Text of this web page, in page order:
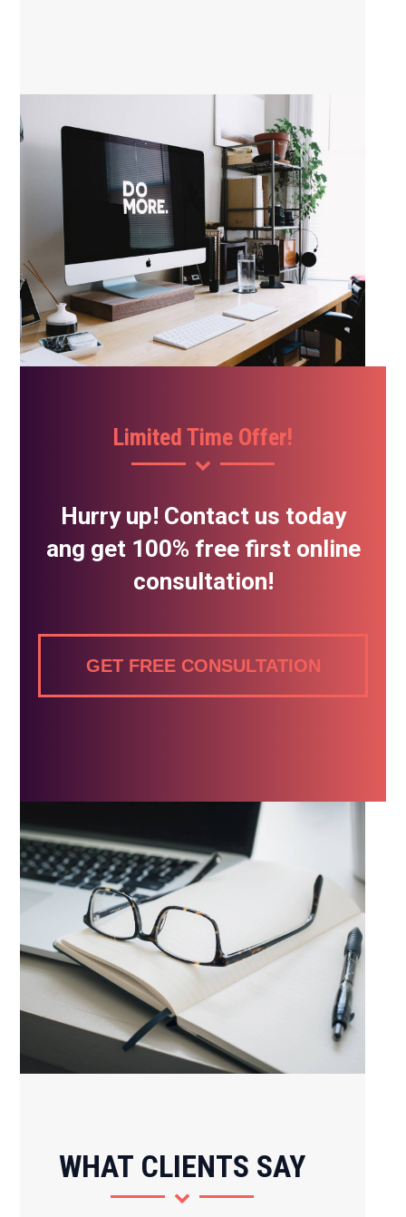
Limited Time Offer!
Hurry up! Contact us today
ang get 100% free first online
consultation!
GET FREE CONSULTATION
WHAT CLIENTS SAY